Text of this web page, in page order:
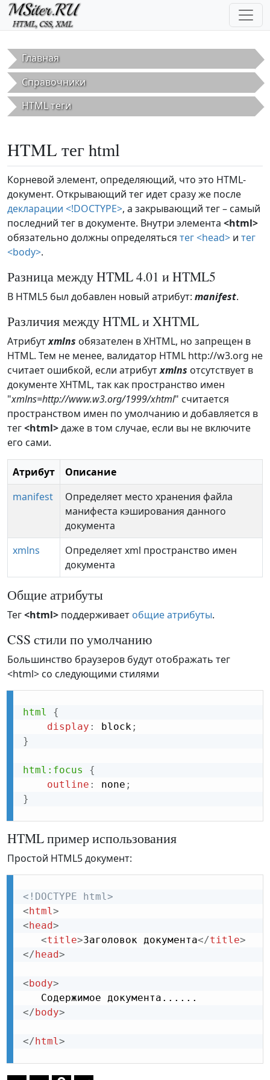
Перейти к основному содержанию
Главная
Справочники
HTML теги
HTML тег html
Корневой элемент, определяющий, что это HTML-
документ. Открывающий тег идет сразу же после
декларации <!DOCTYPE>, а закрывающий тег – самый
последний тег в документе. Внутри элемента <html>
обязательно должны определяться тег <head> и тег
<body>.
Разница между HTML 4.01 и HTML5
В HTML5 был добавлен новый атрибут: manifest.
Различия между HTML и XHTML
Атрибутxmlns обязателен в XHTML, но запрещен в
HTML. Тем не менее, валидатор HTML http://w3.org не
считает ошибкой, если атрибутxmlns отсутствует в
документе XHTML, так как пространство имен
"xmlns=http://www.w3.org/1999/xhtml" считается
пространством имен по умолчанию и добавляется в
тег<html>даже в том случае, если вы не включите
его сами.
Атрибут
Описание
manifest
Определяет место хранения файла
манифеста кэширования данного
документа
xmlns
Определяет xml пространство имен
документа
Общие атрибуты
Тег<html> поддерживает общие атрибуты.
CSS стили по умолчанию
Большинство браузеров будут отображать тег
<html> со следующими стилями
html
{
display : block;
}
html:focus
{
outline : none ;
}
HTML пример использования
Простой HTML5 документ:
<!DOCTYPE html>
< html>
< head>
<title>Заголовок документа</title>
</ head>
< body>
</ body>
</ html>